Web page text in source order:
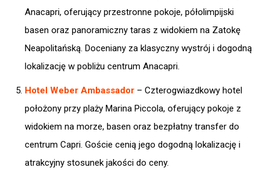
Anacapri, oferujący przestronne pokoje, półolimpijski
basen oraz panoramiczny taras z widokiem na Zatokę
Neapolitańską. Doceniany za klasyczny wystrój i dogodną
lokalizację w pobliżu centrum Anacapri.​
Hotel Weber Ambassador – Czterogwiazdkowy hotel
położony przy plaży Marina Piccola, oferujący pokoje z
widokiem na morze, basen oraz bezpłatny transfer do
centrum Capri. Goście cenią jego dogodną lokalizację i
atrakcyjny stosunek jakości do ceny.